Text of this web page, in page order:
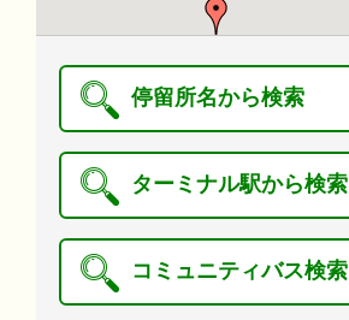
停留所名から検索
ターミナル駅から検索
コミュニティバス検索